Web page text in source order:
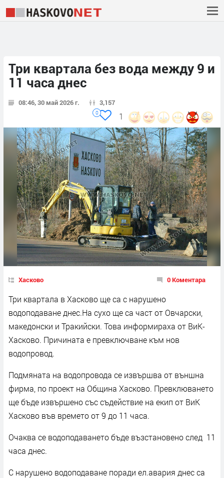
Три квартала без вода между 9 и
11 часа днес
08:46, 30 май 2026 г. 3,157
1
0
Хасково 0 Коментара
Три квартала в Хасково ще са с нарушено
водоподаване днес.На сухо ще са част от Овчарски,
македонски и Тракийски. Това информираха от ВиК-
Хасково. Причината е превключване към нов
водопровод.
Подмяната на водопровода се извършва от външна
фирма, по проект на Община Хасково. Превклюването
ще бъде извършено със съдействие на екип от ВиК
Хасково във времето от 9 до 11 часа.
Очаква се водоподаването бъде възстановено след 11
часа днес.
С нарушено водоподаване поради ел.авария днес са